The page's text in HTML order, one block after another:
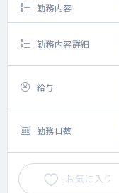
勤務内容
勤務内容詳細
給与
勤務日数
お気に入り